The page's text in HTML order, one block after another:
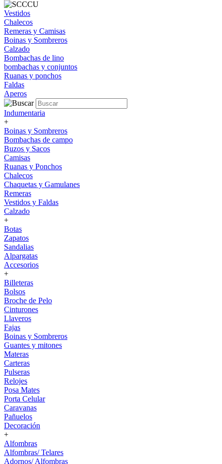
Vestidos
Chalecos
Remeras y Camisas
Boinas y Sombreros
Calzado
Bombachas de lino
bombachas y conjuntos
Ruanas y ponchos
Faldas
Aperos
Indumentaria
+
Boinas y Sombreros
Bombachas de campo
Buzos y Sacos
Camisas
Ruanas y Ponchos
Chalecos
Chaquetas y Gamulanes
Remeras
Vestidos y Faldas
Calzado
+
Botas
Zapatos
Sandalias
Alpargatas
Accesorios
+
Billeteras
Bolsos
Broche de Pelo
Cinturones
Llaveros
Fajas
Boinas y Sombreros
Guantes y mitones
Materas
Carteras
Pulseras
Relojes
Posa Mates
Porta Celular
Caravanas
Pañuelos
Decoración
+
Alfombras
Alfombras/ Telares
Adornos/ Alfombras